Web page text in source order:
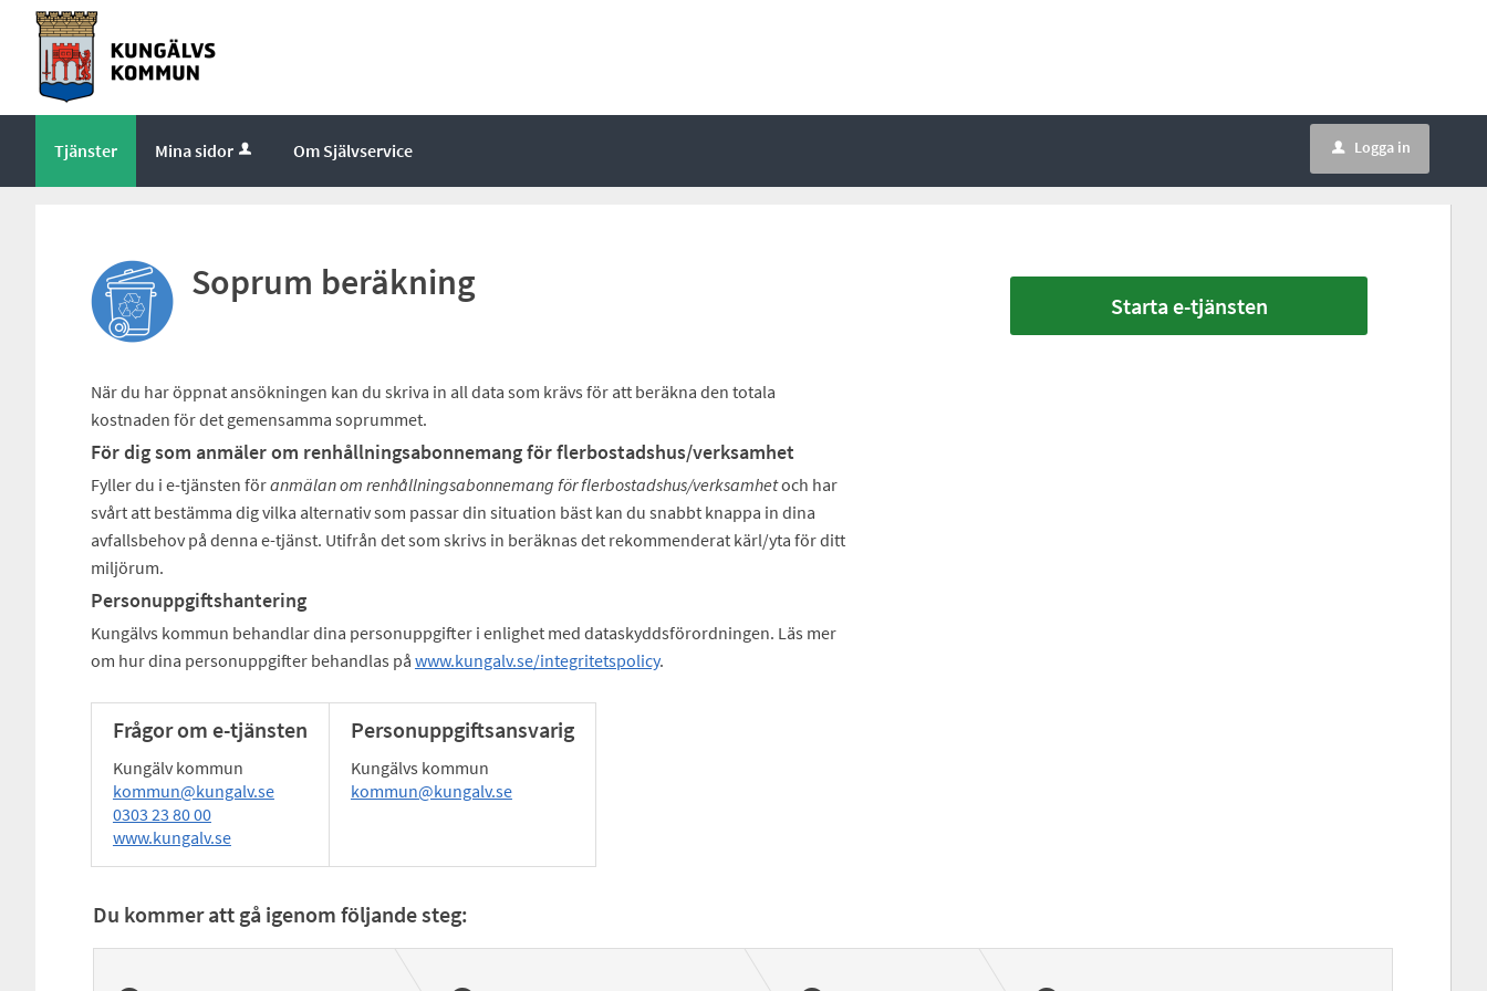
Tjänster Mina sidor Om Självservice u Logga in
Soprum beräkning
När du har öppnat ansökningen kan du skriva in all data som krävs för att beräkna den totala
kostnaden för det gemensamma soprummet.
För dig som anmäler om renhållningsabonnemang för flerbostadshus/verksamhet
Fyller du i e-tjänsten föranmälan om renhållningsabonnemang för flerbostadshus/verksamhetoch har
svårt att bestämma dig vilka alternativ som passar din situation bäst kan du snabbt knappa in dina
avfallsbehov på denna e-tjänst. Utifrån det som skrivs in beräknas det rekommenderat kärl/yta för ditt
miljörum.
Personuppgiftshantering
Kungälvs kommun behandlar dina personuppgifter i enlighet med dataskyddsförordningen. Läs mer
om hur dina personuppgifter behandlas på www.kungalv.se/integritetspolicy.
Frågor om e-tjänsten
Kungälv kommun
kommun@kungalv.se
0303 23 80 00
www.kungalv.se
Personuppgiftsansvarig
Kungälvs kommun
kommun@kungalv.se
Starta e-tjänsten
Du kommer att gå igenom följande steg: